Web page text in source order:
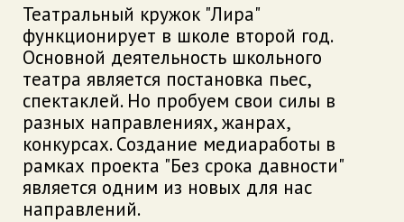
Театральный кружок "Лира"
функционирует в школе второй год.
Основной деятельность школьного
театра является постановка пьес,
спектаклей. Но пробуем свои силы в
разных направлениях, жанрах,
конкурсах. Создание медиаработы в
рамках проекта "Без срока давности"
является одним из новых для нас
направлений.